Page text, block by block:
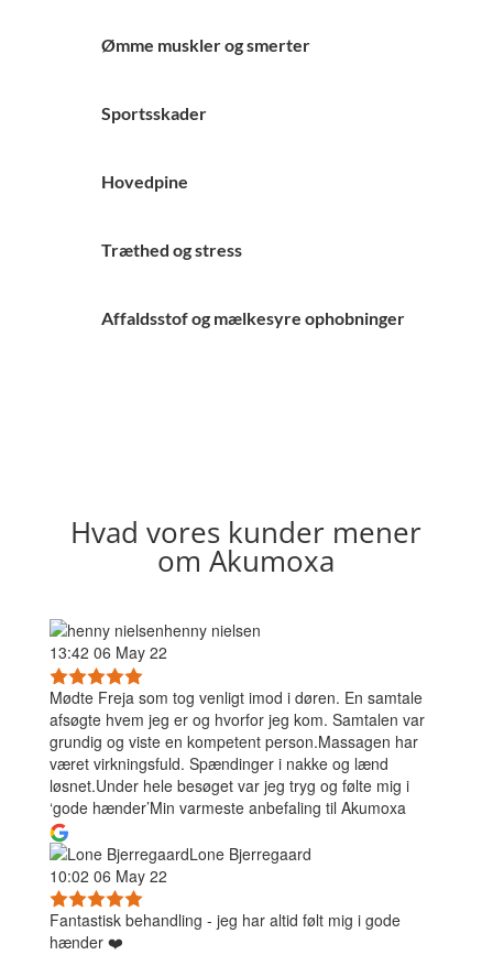
Ømme muskler og smerter
Sportsskader
Hovedpine
Træthed og stress
Affaldsstof og mælkesyre ophobninger
Hvad vores kunder mener
om Akumoxa
henny nielsen
13:42 06 May 22
Mødte Freja som tog venligt imod i døren. En samtale
afsøgte hvem jeg er og hvorfor jeg kom. Samtalen var
grundig og viste en kompetent person.Massagen har
været virkningsfuld. Spændinger i nakke og lænd
løsnet.Under hele besøget var jeg tryg og følte mig i
‘gode hænder’Min varmeste anbefaling til Akumoxa
Lone Bjerregaard
10:02 06 May 22
Fantastisk behandling - jeg har altid følt mig i gode
hænder ❤️